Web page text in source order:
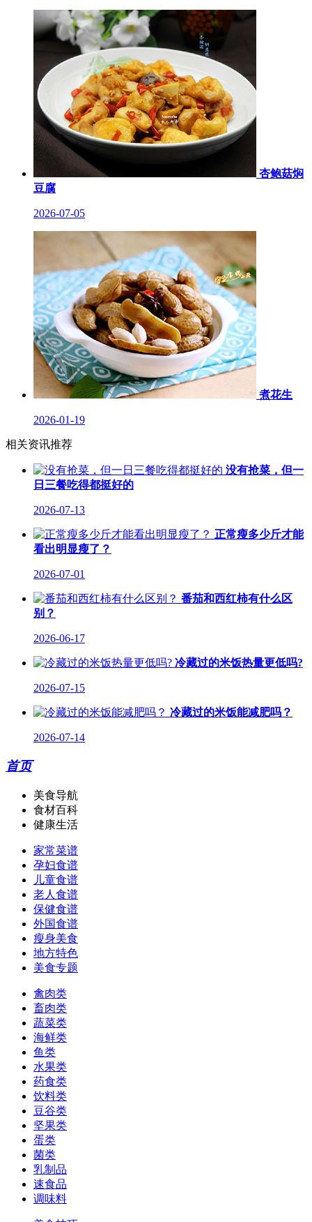
杏鲍菇焖
豆腐
2026-07-05
煮花生
2026-01-19
相关资讯推荐
没有抢菜，但一
日三餐吃得都挺好的
2026-07-13
正常瘦多少斤才能
看出明显瘦了？
2026-07-01
番茄和西红柿有什么区
别？
2026-06-17
冷藏过的米饭热量更低吗?
2026-07-15
冷藏过的米饭能减肥吗？
2026-07-14
首页
美食导航
食材百科
健康生活
家常菜谱
孕妇食谱
儿童食谱
老人食谱
保健食谱
外国食谱
瘦身美食
地方特色
美食专题
禽肉类
畜肉类
蔬菜类
海鲜类
鱼类
水果类
药食类
饮料类
豆谷类
坚果类
蛋类
菌类
乳制品
速食品
调味料